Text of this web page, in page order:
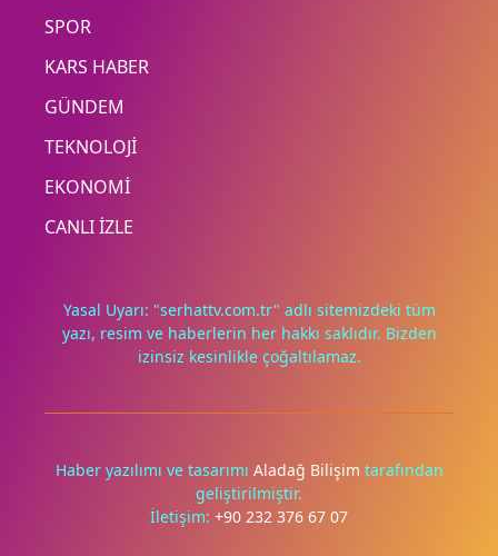
SPOR
KARS HABER
GÜNDEM
TEKNOLOJİ
EKONOMİ
CANLI İZLE
Yasal Uyarı: "serhattv.com.tr" adlı sitemizdeki tüm
yazı, resim ve haberlerin her hakkı saklıdır. Bizden
izinsiz kesinlikle çoğaltılamaz.
Haber yazılımı ve tasarımı Aladağ Bilişim tarafından
geliştirilmiştir.
İletişim: +90 232 376 67 07